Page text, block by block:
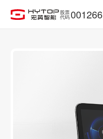
股票
代码 001266